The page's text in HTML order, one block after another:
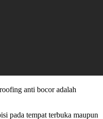
anti bocor adalah
pada tempat terbuka maupun